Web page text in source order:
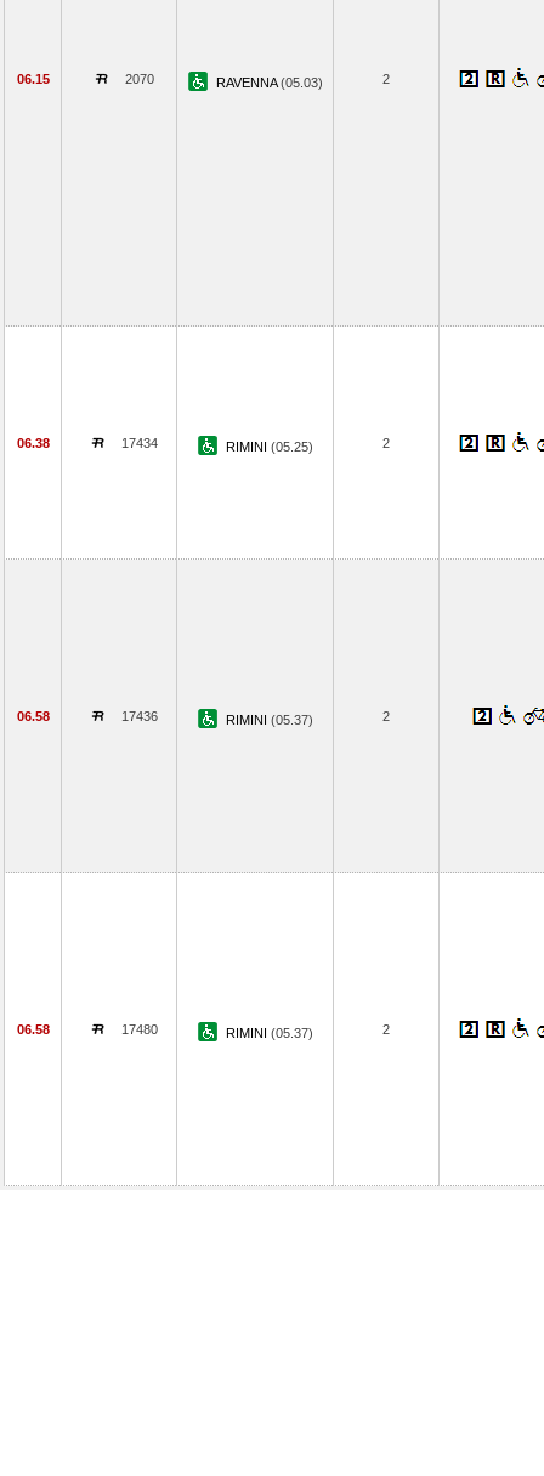
06.15 2070 RAVENNA(05.03) 2
06.38 17434 RIMINI (05.25) 2
06.58 17436 RIMINI (05.37) 2
06.58 17480 RIMINI (05.37) 2